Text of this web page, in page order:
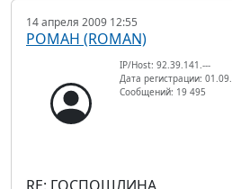
14 апреля 2009 12:55
РОМАН (ROMAN)
IP/Host: 92.39.141.---
Дата регистрации:
Сообщений: 19 495